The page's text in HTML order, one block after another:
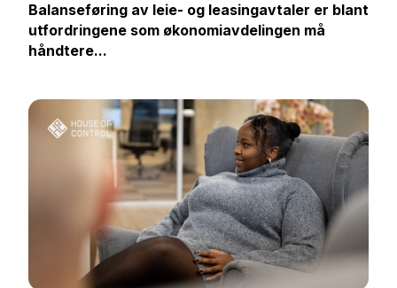
Balanseføring av leie- og leasingavtaler er blant
utfordringene som økonomiavdelingen må
håndtere...